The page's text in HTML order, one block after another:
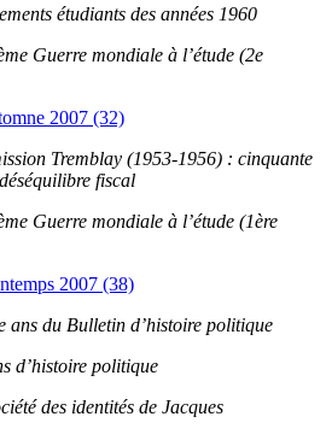
étudiants des années 1960
Guerre mondiale à l’étude (2e
2007 (32)
Tremblay (1953-1956) : cinquante
fiscal
Guerre mondiale à l’étude (1ère
2007 (38)
ans du Bulletin d’histoire politique
d’histoire politique
des identités de Jacques